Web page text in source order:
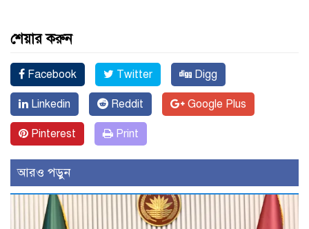
শেয়ার করুন
Facebook Twitter Digg
Linkedin Reddit Google Plus
Pinterest Print
আরও পড়ুন